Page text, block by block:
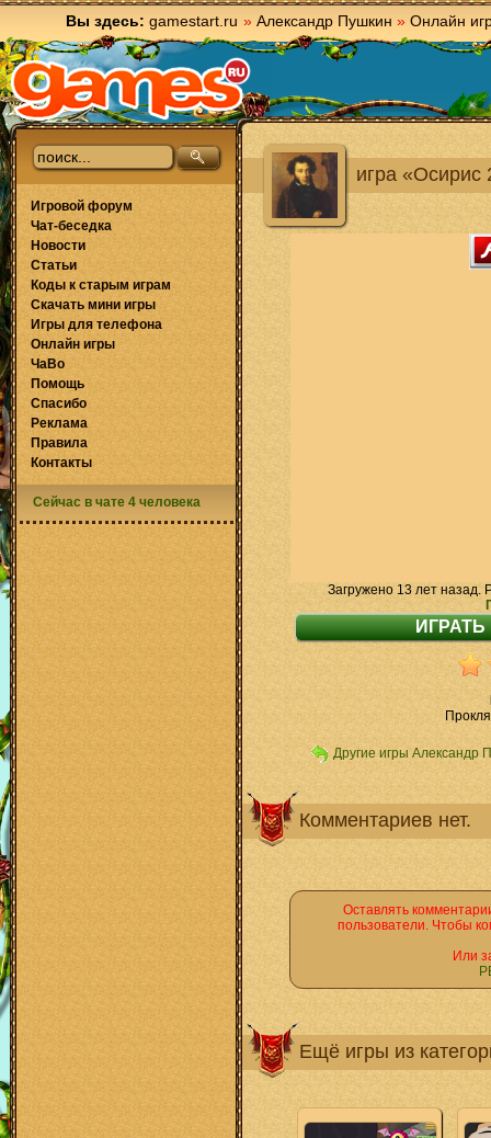
Вы здесь: gamestart.ru » Александр Пушкин » Онлайн
игра «Осирис
Загружено 13 лет назад.
Другие игры Александр
Комментариев нет.
Оставлять
пользователи. Чтобы
Или
Ещё игры из
Игровой форум
Чат-беседка
Новости
Статьи
Коды к старым играм
Скачать мини игры
Игры для телефона
Онлайн игры
ЧаВо
Помощь
Спасибо
Реклама
Правила
Контакты
Сейчас в чате 4 человека